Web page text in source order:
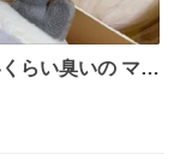
ーズのせいなん